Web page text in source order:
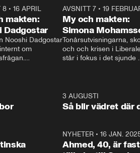
8• 16 APRIL
makten:
Dadgostar
Nooshi Dadgostar
om
upp i val. Ska vi
så sitter vi förstås
AVSNITT 7• 19
My och makten:
Simona
Tonårsutvisningarna,
och och krisen i
står i fokus i det sjunde
kommentator My
Rohwedder ställer
utbildnings- och
Mohamsson till svars.
3 AUGUSTI
Så blir vädret där
NYHETER• 16 JAN.
Ahmed, 40, är